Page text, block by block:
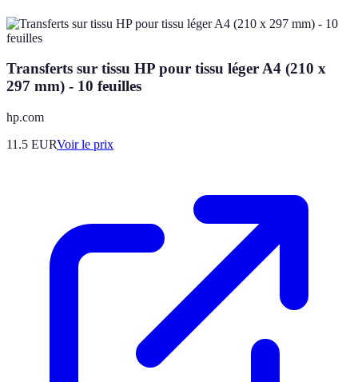
Transferts sur tissu HP pour tissu léger A4 (210 x
297 mm) - 10 feuilles
hp.com
11.5 EURVoir le prix